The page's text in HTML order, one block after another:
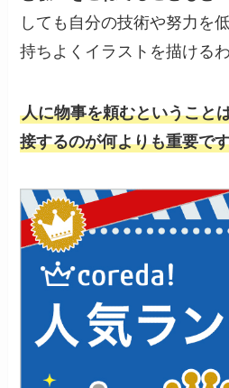
しても自分の技術や努力を
持ちよくイラストを描ける
人に物事を頼むということ
接するのが何よりも重要で